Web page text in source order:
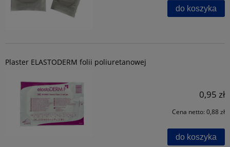
do koszyka
Plaster ELASTODERM folii poliuretanowej
0,95 zł
Cena netto: 0,88 zł
do koszyka